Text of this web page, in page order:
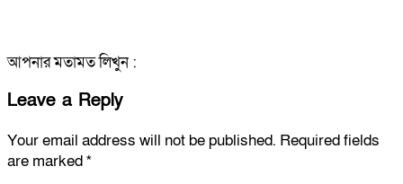
আপনার মতামত লিখুন :
Leave a Reply
Your email address will not be published. Required fields
are marked*